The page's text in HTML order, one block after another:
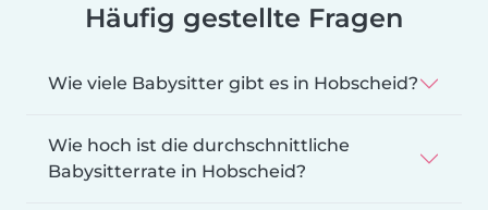
Häufig gestellte Fragen
Wie viele Babysitter gibt es in Hobscheid?
Wie hoch ist die durchschnittliche
Babysitterrate in Hobscheid?